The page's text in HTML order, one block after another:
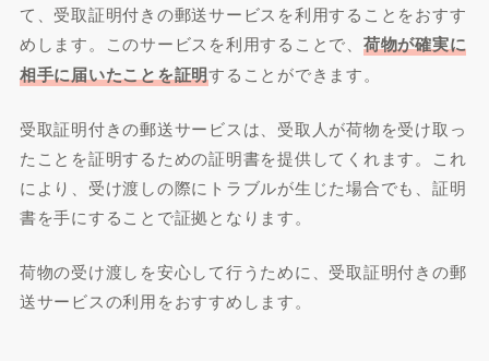
て、受取証明付きの郵送サービスを利用することをおすす
めします。このサービスを利用することで、 荷物が確実に
相手に届いたことを証明することができます。
受取証明付きの郵送サービスは、受取人が荷物を受け取っ
たことを証明するための証明書を提供してくれます。これ
により、受け渡しの際にトラブルが生じた場合でも、証明
書を手にすることで証拠となります。
荷物の受け渡しを安心して行うために、受取証明付きの郵
送サービスの利用をおすすめします。